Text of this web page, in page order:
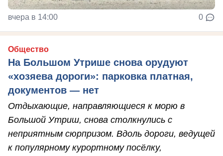
вчера в 14:00 0
Общество
На Большом Утрише снова орудуют
«хозяева дороги»: парковка платная,
документов — нет
Отдыхающие, направляющиеся к морю в
Большой Утриш, снова столкнулись с
неприятным сюрпризом. Вдоль дороги, ведущей
к популярному курортному посёлку,